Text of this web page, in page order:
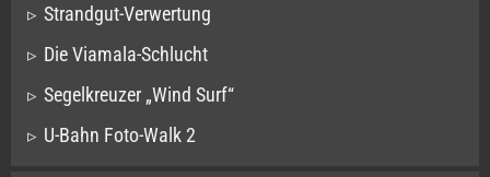
Strandgut-Verwertung
Die Viamala-Schlucht
Segelkreuzer „Wind Surf“
U-Bahn Foto-Walk 2